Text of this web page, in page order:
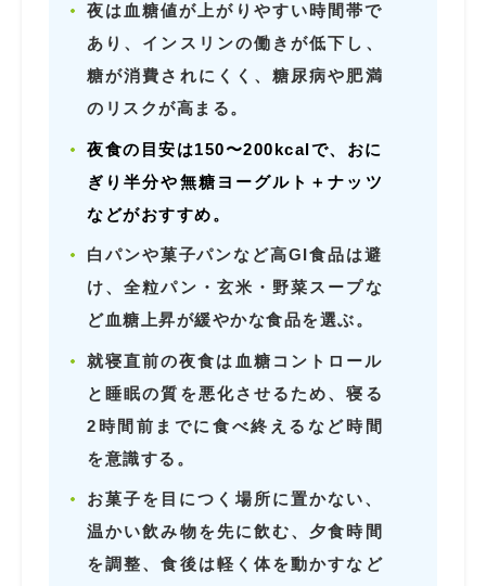
夜は血糖値が上がりやすい時間帯で
あり、インスリンの働きが低下し、
糖が消費されにくく、糖尿病や肥満
のリスクが高まる。
夜食の目安は150〜200kcalで、おに
ぎり半分や無糖ヨーグルト＋ナッツ
などがおすすめ。
白パンや菓子パンなど高GI食品は避
け、全粒パン・玄米・野菜スープな
ど血糖上昇が緩やかな食品を選ぶ。
就寝直前の夜食は血糖コントロール
と睡眠の質を悪化させるため、寝る
2時間前までに食べ終えるなど時間
を意識する。
お菓子を目につく場所に置かない、
温かい飲み物を先に飲む、夕食時間
を調整、食後は軽く体を動かすなど